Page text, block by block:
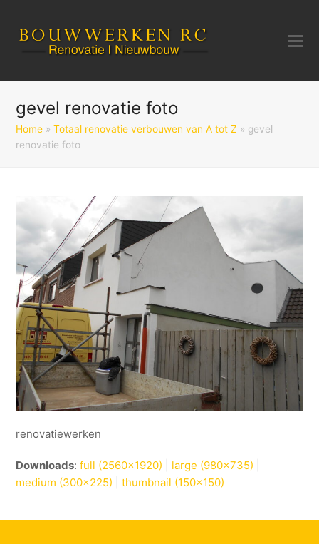
gevel renovatie foto
Home »Totaal renovatie verbouwen van A tot Z » gevel
renovatie foto
renovatiewerken
Downloads:full (2560x1920) large (980x735)
medium (300x225) |thumbnail (150x150)